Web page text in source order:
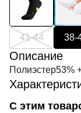
41-44 38-
Описание
Полиэстер53%
С этим